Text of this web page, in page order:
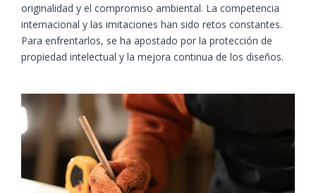
originalidad y el compromiso ambiental. La competencia
internacional y las imitaciones han sido retos constantes.
Para enfrentarlos, se ha apostado por la protección de
propiedad intelectual y la mejora continua de los diseños.